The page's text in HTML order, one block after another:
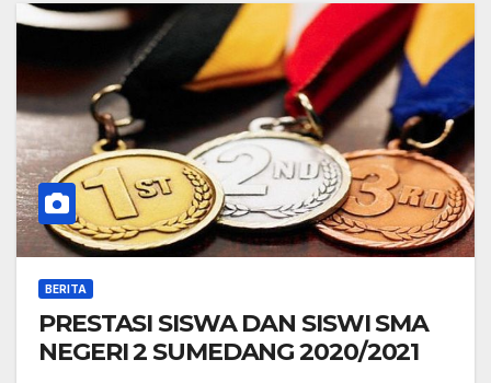
BERITA
PRESTASI SISWA DAN SISWI SMA
NEGERI 2 SUMEDANG 2020/2021